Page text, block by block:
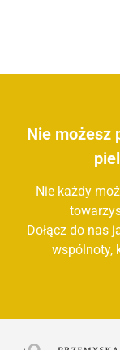
Nie możesz
Nie każdy
Dołącz do nas
wspólnoty,